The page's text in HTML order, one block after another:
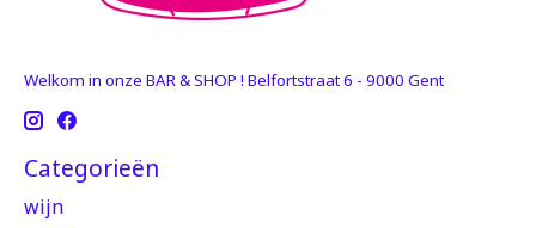
Welkom in onze BAR & SHOP ! Belfortstraat 6 - 9000 Gent
Categorieën
wijn